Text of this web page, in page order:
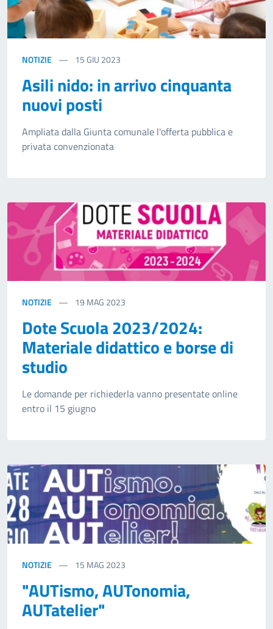
NOTIZIE 15GIU 2023
Asili nido: in arrivo cinquanta
nuovi posti
Ampliata dalla Giunta comunale l'offerta pubblica e
privata convenzionata
NOTIZIE 19 MAG 2023
Dote Scuola 2023/2024:
Materiale didattico e borse di
studio
Le domande per richiederla vanno presentate online
entro il 15 giugno
NOTIZIE 15 MAG 2023
"AUTismo, AUTonomia,
AUTatelier"